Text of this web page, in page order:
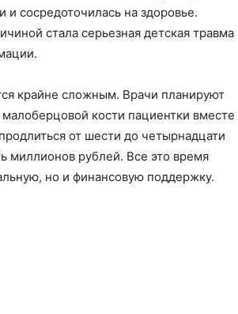
и сосредоточилась на здоровье.
стала серьезная детская травма
крайне сложным. Врачи планируют
кости пациентки вместе
от шести до четырнадцати
миллионов рублей. Все это время
но и финансовую поддержку.